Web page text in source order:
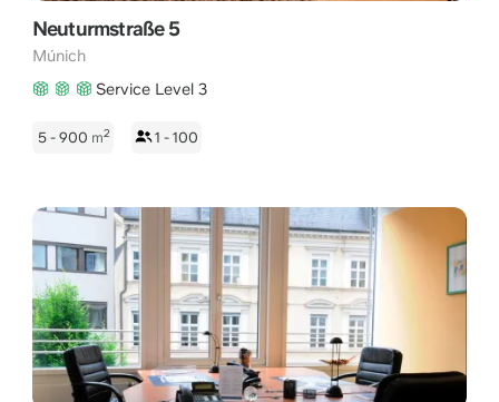
Neuturmstraße 5
Múnich
Service Level 3
5 - 900 m2 1 - 100